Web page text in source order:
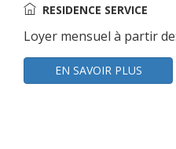
RESIDENCE SERVICE
Loyer mensuel à partir
EN SAVOIR PLUS